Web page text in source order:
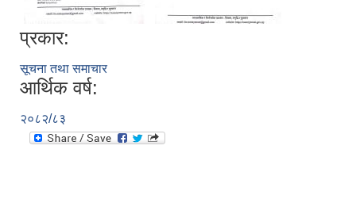
प्रकार:
सूचना तथा समाचार
आर्थिक वर्ष:
२०८२/८३